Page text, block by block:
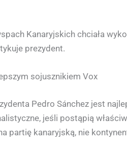
Kanaryjskich chciała
prezydent.
sojusznikiem Vox
Pedro Sánchez jest
jeśli postąpią
partię kanaryjską, nie